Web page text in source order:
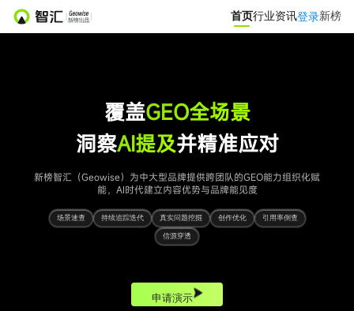
首页行业资讯登录新榜
覆盖GEO全场景
洞察AI提及并精准应对
新榜智汇（Geowise）为中大型品牌提供跨团队的GEO能力组织化赋
能，AI时代建立内容优势与品牌能见度
场景速查 持续追踪迭代 真实问题挖掘 创作优化 引用率倒查
信源穿透
申请演示
首页行业资讯登录新榜
达人推广 营销智库
小红书聚光投放